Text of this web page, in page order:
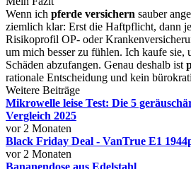
Wenn ich pferde versichern sauber
ziemlich klar: Erst die Haftpflicht, dann
Risikoprofil OP- oder
um mich besser zu fühlen. Ich kaufe sie,
Schäden abzufangen. Genau deshalb ist
rationale Entscheidung und kein
Weitere Beiträge
Mikrowelle leise Test: Die 5
Vergleich 2025
vor 2 Monaten
Black Friday Deal - VanTrue E1
vor 2 Monaten
Bananendose aus Edelstahl